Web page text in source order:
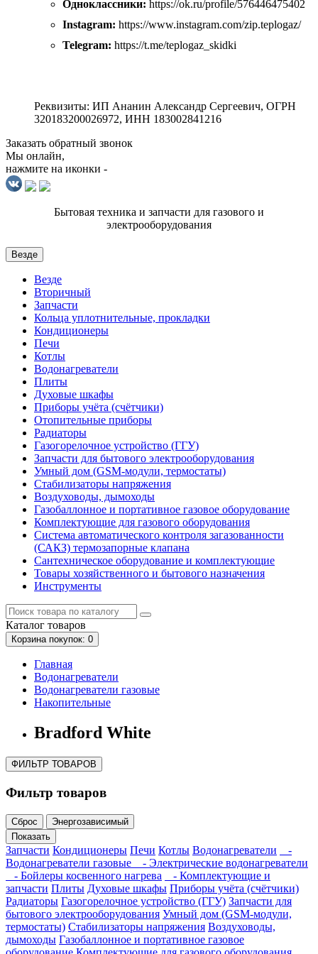
Одноклассники: https://ok.ru/profile/576446475402
Instagram: https://www.instagram.com/zip.teplogaz/
Telegram: https://t.me/teplogaz_skidki
Реквизиты: ИП Ананин Александр Сергеевич, ОГРН
320183200026972, ИНН 183002841216
Заказать обратный звонок
Мы онлайн,
нажмите на иконки -
Бытовая техника и запчасти для газового и
электрооборудования
Везде
Везде
Вторичный
Запчасти
Кольца уплотнительные, прокладки
Кондиционеры
Печи
Котлы
Водонагреватели
Плиты
Духовые шкафы
Приборы учёта (счётчики)
Отопительные приборы
Радиаторы
Газогорелочное устройство (ГГУ)
Запчасти для бытового электрооборудования
Умный дом (GSM-модули, термостаты)
Cтабилизаторы напряжения
Воздуховоды, дымоходы
Газобаллонное и портативное газовое оборудование
Комплектующие для газового оборудования
Система автоматического контроля загазованности
(САКЗ) термозапорные клапана
Сантехническое оборудование и комплектующие
Товары хозяйственного и бытового назначения
Инструменты
Каталог товаров
Корзинапокупок: 0
Главная
Водонагреватели
Водонагреватели газовые
Накопительные
Bradford White
ФИЛЬТР ТОВАРОВ
Фильтр товаров
Сброс
Энергозависимый
Показать
Запчасти Кондиционеры Печи Котлы Водонагреватели
-
Водонагреватели газовые
- Электрические водонагреватели
- Бойлеры косвенного нагрева
- Комплектующие и
запчасти Плиты Духовые шкафы Приборы учёта (счётчики)
Радиаторы Газогорелочное устройство (ГГУ) Запчасти для
бытового электрооборудования Умный дом (GSM-модули,
термостаты) Cтабилизаторы напряжения Воздуховоды,
дымоходы Газобаллонное и портативное газовое